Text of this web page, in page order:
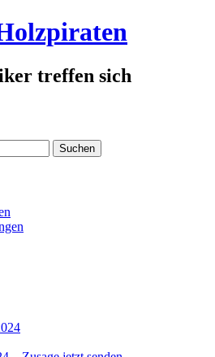
treffen sich